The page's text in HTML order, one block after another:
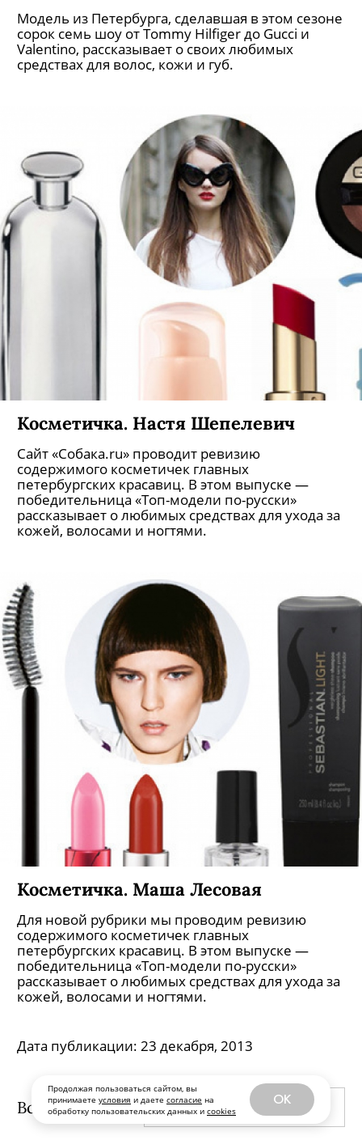
Продолжая пользоваться сайтом, вы
принимаете условия и даете согласие на
обработку пользовательских данных и cookies
OK
Модель из Петербурга, сделавшая в этом сезоне
сорок семь шоу от Tommy Hilfiger до Gucci и
Valentino, рассказывает о своих любимых
средствах для волос, кожи и губ.
Косметичка. Настя Шепелевич
Сайт «Собака.ru» проводит ревизию
содержимого косметичек главных
петербургских красавиц. В этом выпуске —
победительница «Топ-модели по-русски»
рассказывает о любимых средствах для ухода за
кожей, волосами и ногтями.
Косметичка. Маша Лесовая
Для новой рубрики мы проводим ревизию
содержимого косметичек главных
петербургских красавиц. В этом выпуске —
победительница «Топ-модели по-русски»
рассказывает о любимых средствах для ухода за
кожей, волосами и ногтями.
Дата публикации: 23 декабря, 2013
Все публикации ПО ДАТЕ ВЫХОДА